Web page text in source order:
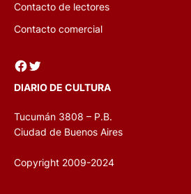
Contacto de lectores
Contacto comercial
Facebook Twitter
DIARIO DE CULTURA
Tucumán 3808 – P.B.
Ciudad de Buenos Aires
Copyright 2009-2024